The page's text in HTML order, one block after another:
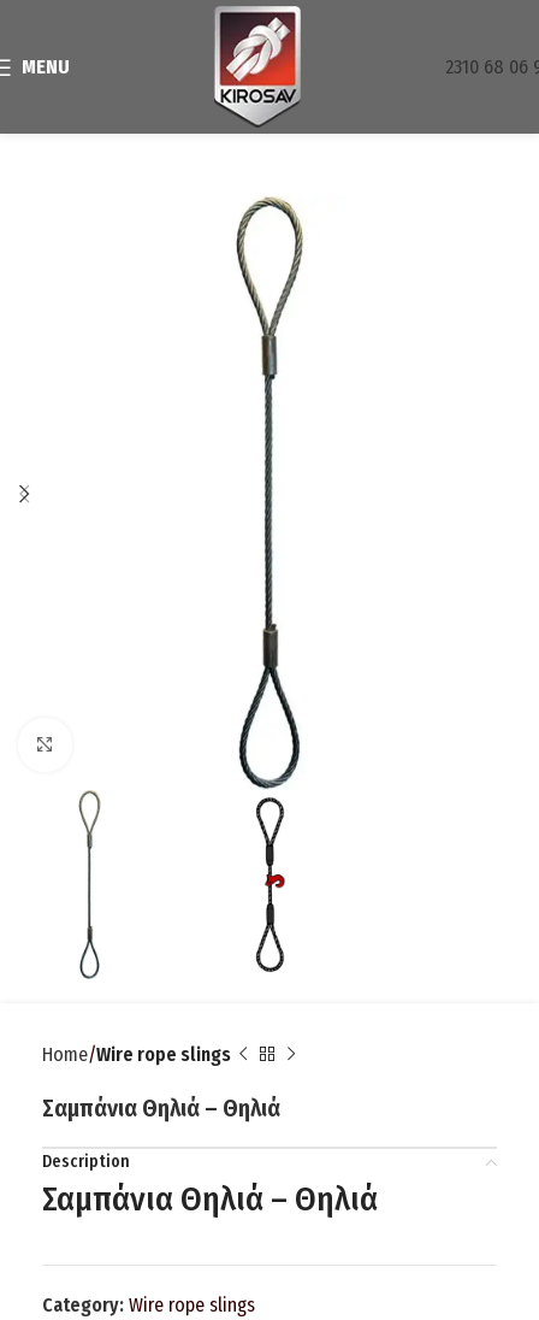
MENU 2310 68 06
Home Wire rope slings
Σαμπάνια Θηλιά – Θηλιά
Description
Σαμπάνια Θηλιά – Θηλιά
Category: Wire rope slings